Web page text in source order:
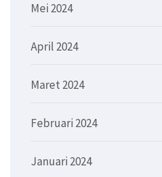
Mei 2024
April 2024
Maret 2024
Februari 2024
Januari 2024